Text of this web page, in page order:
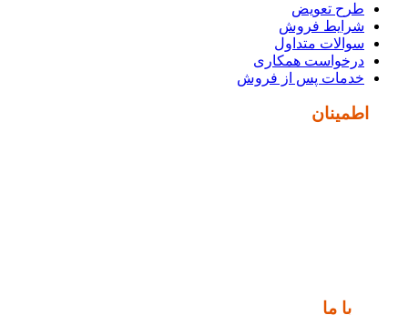
طرح تعویض
شرایط فروش
سوالات متداول
درخواست همکاری
خدمات پس از فروش
اطمینان
با ما